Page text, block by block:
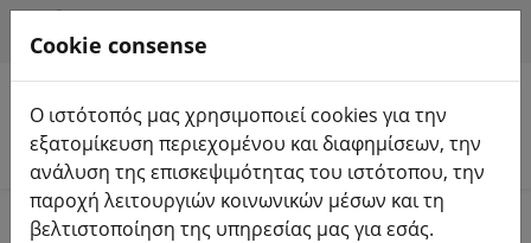
Αναζήτηση προϊόντων
Home Deal Depot
Cookie consense
Ο ιστότοπός μας χρησιμοποιεί cookies για την
εξατομίκευση περιεχομένου και διαφημίσεων, την
ανάλυση της επισκεψιμότητας του ιστότοπου, την
παροχή λειτουργιών κοινωνικών μέσων και τη
βελτιστοποίηση της υπηρεσίας μας για εσάς.